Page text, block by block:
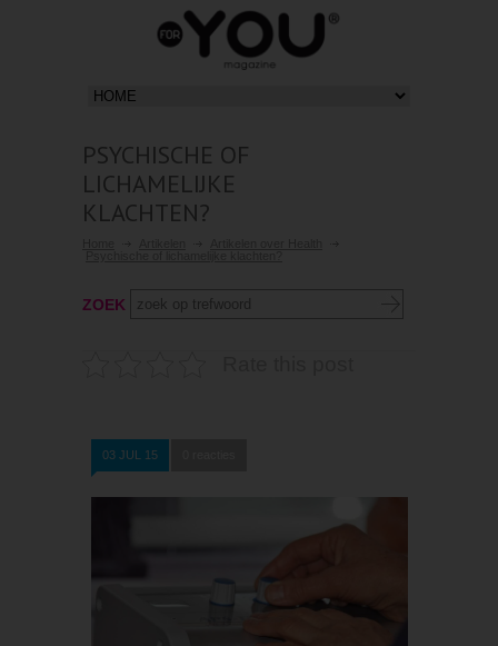
PSYCHISCHE OF
LICHAMELIJKE
KLACHTEN?
ZOEK
03 JUL 15